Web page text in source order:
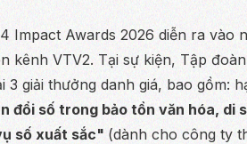
Impact Awards 2026 diễn ra vào
VTV2. Tại sự kiện, Tập đoàn
giải thưởng danh giá, bao gồm:
đổi số trong bảo tồn văn hóa, di
số xuất sắc"(dành cho công ty